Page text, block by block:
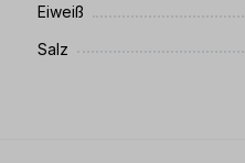
Eiweiß
Salz